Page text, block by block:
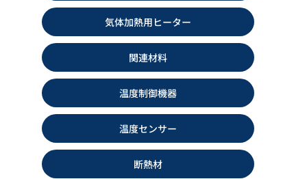
ヒーティングケーブル YELK-AS
カタログダウンロード
アルミ箔ヒーター TAC型
カタログダウンロード
気体加熱用ヒーター
関連材料
温度制御機器
温度センサー
断熱材